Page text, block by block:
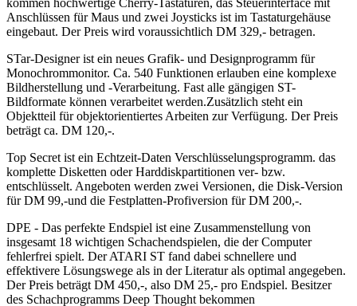
Anschlüssen für Maus und zwei Joysticks ist im Tastaturgehäuse
eingebaut. Der Preis wird voraussichtlich DM 329,- betragen.
STar-Designer ist ein neues Grafik- und Designprogramm für
Monochrommonitor. Ca. 540 Funktionen erlauben eine komplexe
Bildherstellung und -Verarbeitung. Fast alle gängigen ST-
Bildformate können verarbeitet werden.Zusätzlich steht ein
Objektteil für objektorientiertes Arbeiten zur Verfügung. Der Preis
beträgt ca. DM 120,-.
Top Secret ist ein Echtzeit-Daten Verschlüsselungsprogramm. das
komplette Disketten oder Harddiskpartitionen ver- bzw.
entschlüsselt. Angeboten werden zwei Versionen, die Disk-Version
für DM 99,-und die Festplatten-Profiversion für DM 200,-.
DPE - Das perfekte Endspiel ist eine Zusammenstellung von
insgesamt 18 wichtigen Schachendspielen, die der Computer
fehlerfrei spielt. Der ATARI ST fand dabei schnellere und
effektivere Lösungswege als in der Literatur als optimal angegeben.
Der Preis beträgt DM 450,-, also DM 25,- pro Endspiel. Besitzer
des Schachprogramms Deep Thought bekommen